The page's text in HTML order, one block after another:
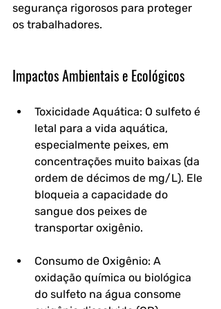
segurança rigorosos para proteger
os trabalhadores.
Impactos Ambientais e Ecológicos
Toxicidade Aquática: O sulfeto é
letal para a vida aquática,
especialmente peixes, em
concentrações muito baixas (da
ordem de décimos de mg/L). Ele
bloqueia a capacidade do
sangue dos peixes de
transportar oxigênio.
Consumo de Oxigênio: A
oxidação química ou biológica
do sulfeto na água consome